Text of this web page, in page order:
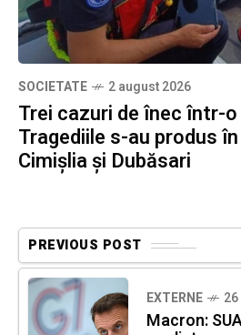
SOCIETATE 2 august 2026
Trei cazuri de înec într-
Tragediile s-au produs
Cimișlia și Dubăsari
PREVIOUS POST
EXTERNE
Macron: